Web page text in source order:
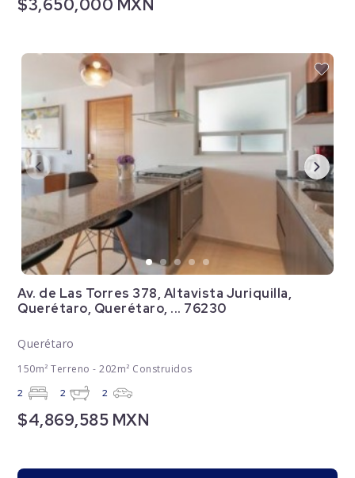
$3,650,000 MXN
Av. de Las Torres 378, Altavista Juriquilla,
Querétaro, Querétaro, ... 76230
Querétaro
150m² Terreno - 202m² Construidos
2 2 2
$4,869,585 MXN